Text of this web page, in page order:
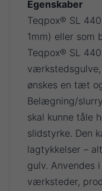
Egenskaber
Teqpox® SL
1mm) eller som
Teqpox® SL
ønskes en tæt
Belægning/
skal kunne tåle
slidstyrke. Den
lagtykkelser –
gulv. Anvendes
værksteder,